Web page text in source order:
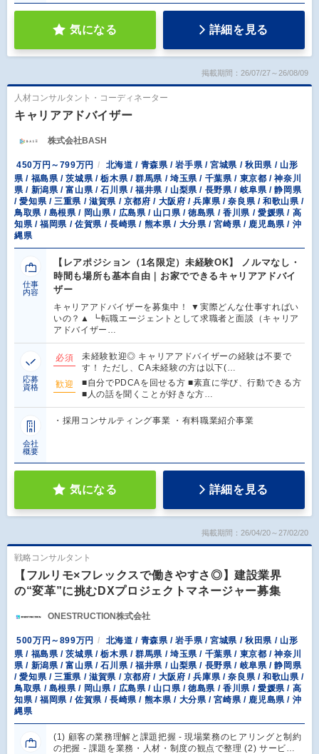
気になる 詳細を見る
掲載期間：26/07/27～26/08/09
人材コンサルタント・コーディネーター
キャリアアドバイザー
株式会社BASH
450万円～799万円
北海道 / 青森県 / 岩手県 / 宮城県 / 秋田県 / 山形
県 / 福島県 / 茨城県 / 栃木県 / 群馬県 / 埼玉県 / 千葉県 / 東京都 / 神奈川
県 / 新潟県 / 富山県 / 石川県 / 福井県 / 山梨県 / 長野県 / 岐阜県 / 静岡県
/ 愛知県 / 三重県 / 滋賀県 / 京都府 / 大阪府 / 兵庫県 / 奈良県 / 和歌山県 /
鳥取県 / 島根県 / 岡山県 / 広島県 / 山口県 / 徳島県 / 香川県 / 愛媛県 / 高
知県 / 福岡県 / 佐賀県 / 長崎県 / 熊本県 / 大分県 / 宮崎県 / 鹿児島県 / 沖
縄県
仕事
内容
【レアポジション（1名限定）未経験OK】 ノルマなし・
時間も場所も基本自由｜お家でできるキャリアアドバイ
ザー
キャリアアドバイザーを募集中！ ▼実際どんな仕事すればい
いの？▲ ┗転職エージェントとして求職者と面談（キャリア
アドバイザー…
応募
資格
必須
未経験歓迎◎ キャリアアドバイザーの経験は不要で
す！ ただし、CA未経験の方は以下(…
歓迎
■自分でPDCAを回せる方 ■素直に学び、行動できる方
■人の話を聞くことが好きな方…
会社
概要
・採用コンサルティング事業 ・有料職業紹介事業
気になる 詳細を見る
掲載期間：26/04/20～27/02/20
戦略コンサルタント
【フルリモ×フレックスで働きやすさ◎】建設業界
の“変革”に挑むDXプロジェクトマネージャー募集
ONESTRUCTION株式会社
500万円～899万円
北海道 / 青森県 / 岩手県 / 宮城県 / 秋田県 / 山形
県 / 福島県 / 茨城県 / 栃木県 / 群馬県 / 埼玉県 / 千葉県 / 東京都 / 神奈川
県 / 新潟県 / 富山県 / 石川県 / 福井県 / 山梨県 / 長野県 / 岐阜県 / 静岡県
/ 愛知県 / 三重県 / 滋賀県 / 京都府 / 大阪府 / 兵庫県 / 奈良県 / 和歌山県 /
鳥取県 / 島根県 / 岡山県 / 広島県 / 山口県 / 徳島県 / 香川県 / 愛媛県 / 高
知県 / 福岡県 / 佐賀県 / 長崎県 / 熊本県 / 大分県 / 宮崎県 / 鹿児島県 / 沖
縄県
(1) 顧客の業務理解と課題把握 - 現場業務のヒアリングと制約
の把握 - 課題を業務・人材・制度の観点で整理 (2) サービ…